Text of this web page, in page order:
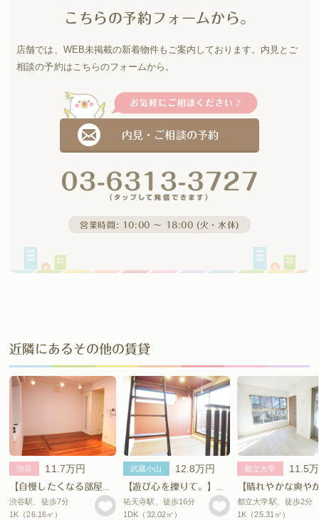
こちらの予約フォームから。
店舗では、WEB未掲載の新着物件もご案内しております。 内見とご
相談の予約はこちらのフォームから。
内見・ご相談の予約
営業時間: 10:00 〜 18:00 (火・水休)
近隣にあるその他の賃貸
渋谷 11.7万円
渋谷駅、徒歩7分
1K（26.16㎡）
武蔵小山 12.8万円
祐天寺駅、徒歩16分
1DK（32.02㎡）
都立大学 11.5
都立大学駅、徒歩2分
1K（25.31㎡）